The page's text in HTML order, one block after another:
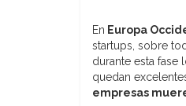
En Europa
startups, sobre
durante esta
quedan
empresas